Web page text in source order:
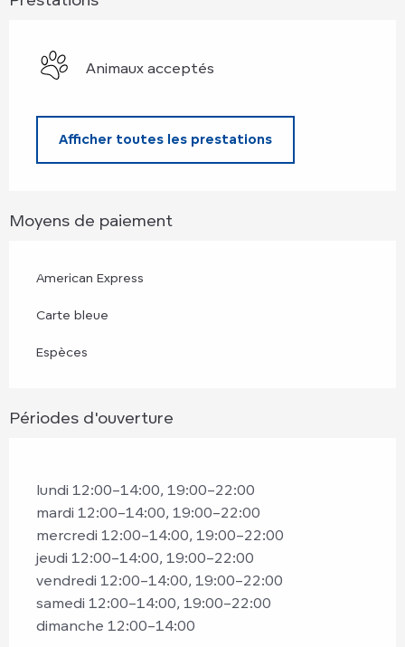
Animaux acceptés
Afficher toutes les prestations
Moyens de paiement
American Express
Carte bleue
Espèces
Périodes d'ouverture
lundi 12:00–14:00, 19:00–22:00
mardi 12:00–14:00, 19:00–22:00
mercredi 12:00–14:00, 19:00–22:00
jeudi 12:00–14:00, 19:00–22:00
vendredi 12:00–14:00, 19:00–22:00
samedi 12:00–14:00, 19:00–22:00
dimanche 12:00–14:00